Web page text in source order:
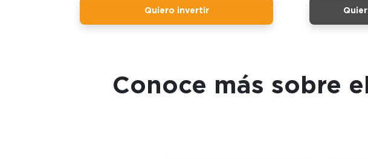
Quiero invertir
Conoce más sobre